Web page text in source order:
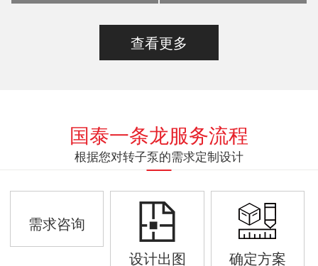
查看更多
国泰一条龙服务流程
根据您对转子泵的需求定制设计
需求咨询
设计出图
确定方案